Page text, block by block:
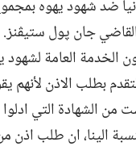
كتبه القاضي جان پول
الخدمة العامة
بطلب الاذن لأنهم
من الشهادة التي
الينا،‏ ان طلب اذن